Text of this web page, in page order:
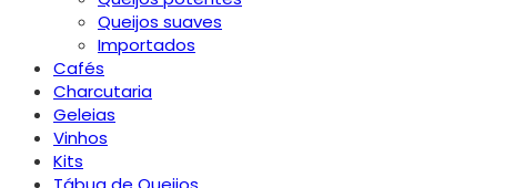
Queijos suaves
Importados
Cafés
Charcutaria
Geleias
Vinhos
Kits